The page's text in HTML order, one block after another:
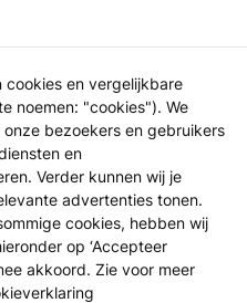
en vergelijkbare
noemen: "cookies"). We
bezoekers en gebruikers
en
Verder kunnen wij je
advertenties tonen.
cookies, hebben wij
op ‘Accepteer
akkoord. Zie voor meer